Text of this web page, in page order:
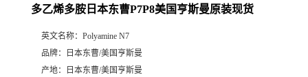
多乙烯多胺日本东曹P7P8美国亨斯曼原装现货
英文名称： Polyamine N7
品牌：
日本东曹/美国亨斯曼
产地：
日本东曹/美国亨斯曼